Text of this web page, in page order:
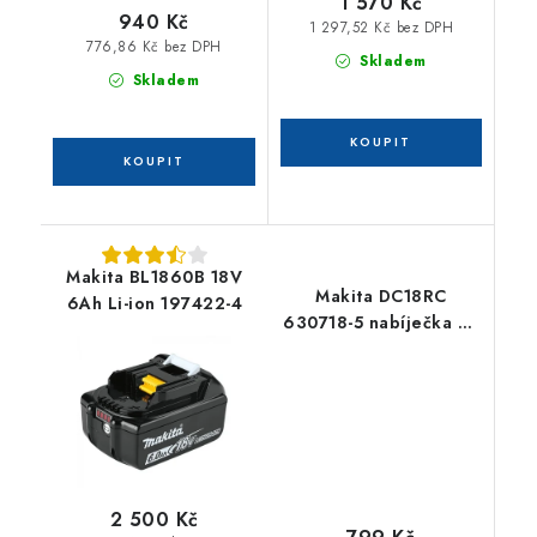
Skladem
776,86 Kč bez DPH
940 Kč
Skladem
1 297,52 Kč bez DPH
Makita BL1860B 18V
6Ah Li-ion 197422-4
2 500 Kč
Makita DC18RC
630718-5 nabíječka Li-